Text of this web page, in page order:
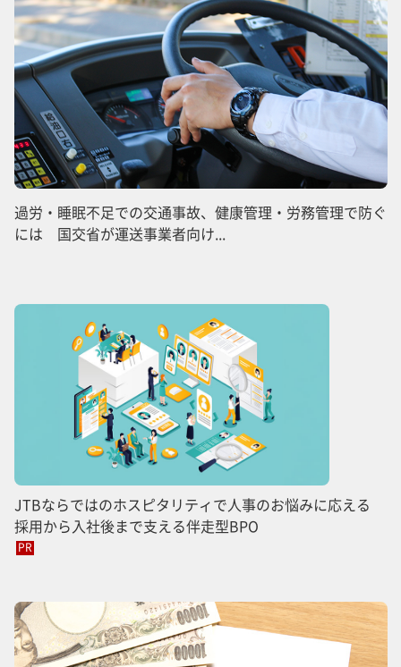
過労・睡眠不足での交通事故、健康管理・労務管理で防ぐ
には 国交省が運送事業者向け...
JTBならではのホスピタリティで人事のお悩みに応える
採用から入社後まで支える伴走型BPO
PR